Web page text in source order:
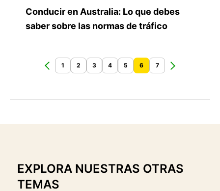
Conducir en Australia: Lo que debes
saber sobre las normas de tráfico
1 2 3 4 5 6 7
EXPLORA NUESTRAS OTRAS
TEMAS